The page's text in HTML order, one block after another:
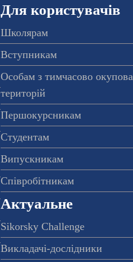
Для користувачів
Школярам
Вступникам
Особам з тимчасово
територій
Першокурсникам
Студентам
Випускникам
Співробітникам
Актуальне
Sikorsky Challenge
Викладачі-дослідники